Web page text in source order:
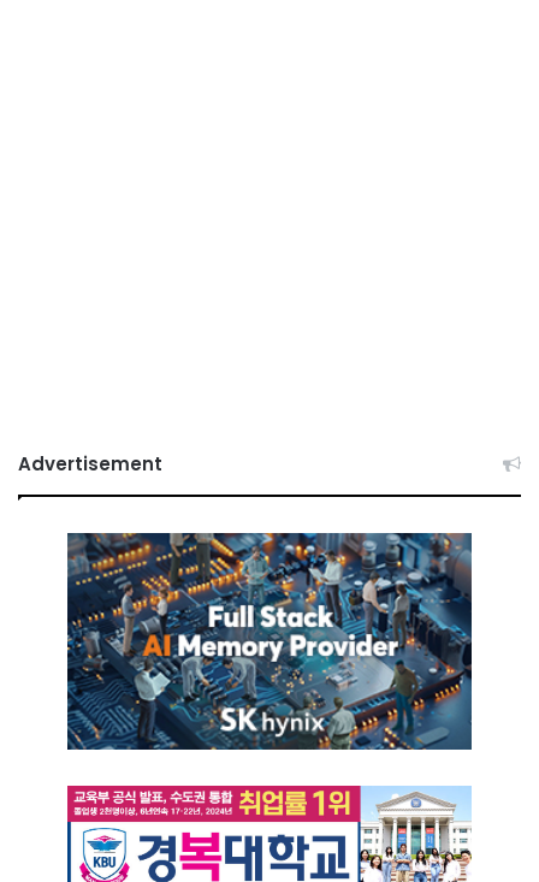
Advertisement